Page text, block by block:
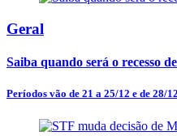
Geral
Saiba quando será o recesso
Períodos vão de 21 a 25/12 e de 28/